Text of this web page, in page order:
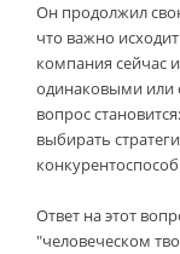
Он продолжил
что важно
компания сейчас
одинаковыми или
вопрос
выбирать
Ответ на этот
"человеческом